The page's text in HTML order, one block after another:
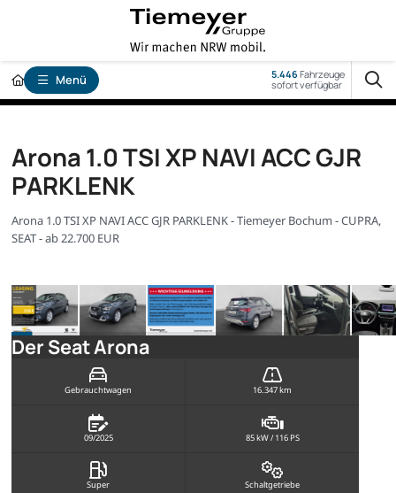
Menü 5.446Fahrzeuge
sofort verfügbar
Arona 1.0 TSI XP NAVI ACC GJR
PARKLENK
Arona 1.0 TSI XP NAVI ACC GJR PARKLENK - Tiemeyer Bochum - CUPRA,
SEAT - ab 22.700 EUR
Der Seat Arona
Gebrauchtwagen 16.347 km
09/2025 85 kW / 116 PS
Super Schaltgetriebe